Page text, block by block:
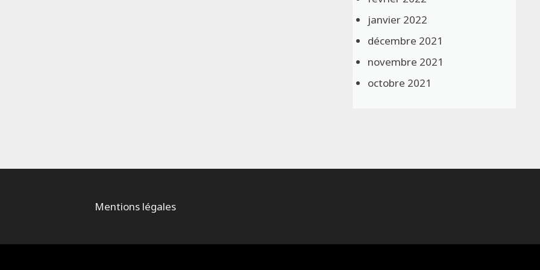
janvier 2022
décembre 2021
novembre 2021
octobre 2021
Mentions légales